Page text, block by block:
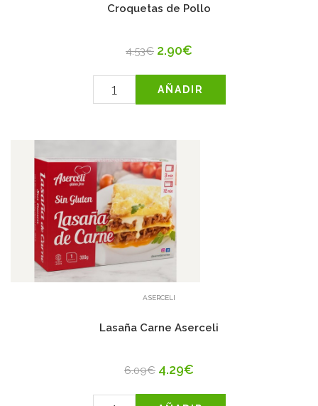
Croquetas de Pollo
4.53€ 2.90€
AÑADIR
ASERCELI
Lasaña Carne Aserceli
6.09€ 4.29€